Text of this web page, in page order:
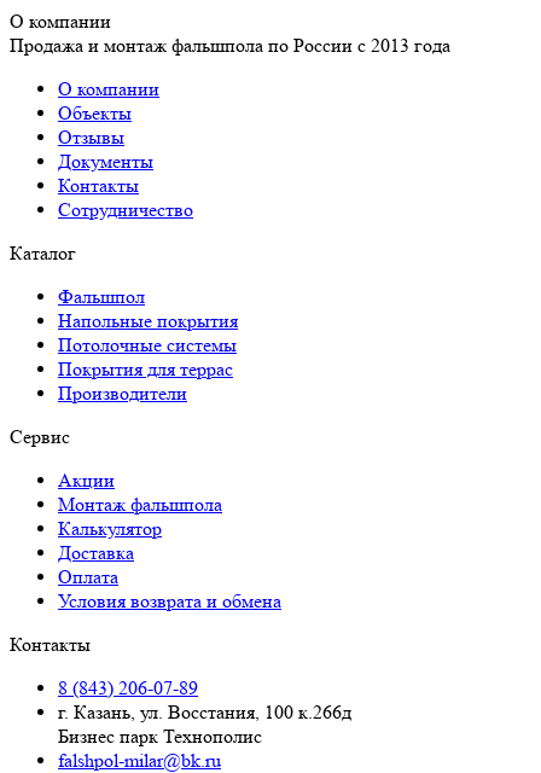
О компании
Продажа и монтаж фальшпола по России с 2013 года
О компании
Объекты
Отзывы
Документы
Контакты
Сотрудничество
Каталог
Фальшпол
Напольные покрытия
Потолочные системы
Покрытия для террас
Производители
Сервис
Акции
Монтаж фальшпола
Калькулятор
Доставка
Оплата
Условия возврата и обмена
Контакты
8 (843) 206-07-89
г. Казань, ул. Восстания, 100 к.266д
Бизнес парк Технополис
falshpol-milar@bk.ru